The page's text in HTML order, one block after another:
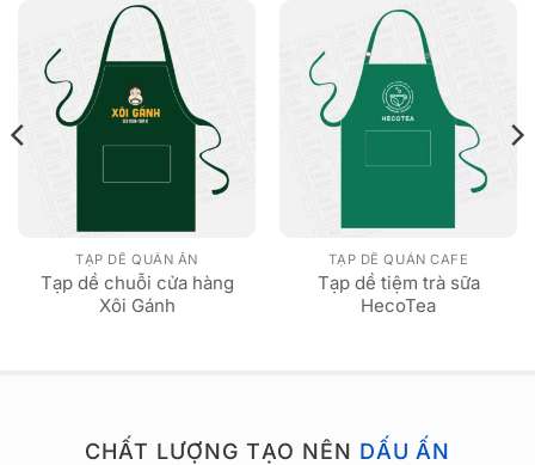
TẠP DỀ QUÁN ĂN
Tạp dề chuỗi cửa hàng
Xôi Gánh
TẠP DỀ QUÁN CAFE
Tạp dề tiệm trà sữa
HecoTea
CHẤT LƯỢNG TẠO NÊN DẤU ẤN